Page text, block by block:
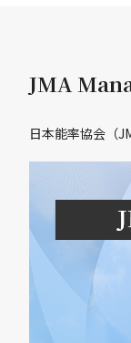
JMA
日本能率協会（